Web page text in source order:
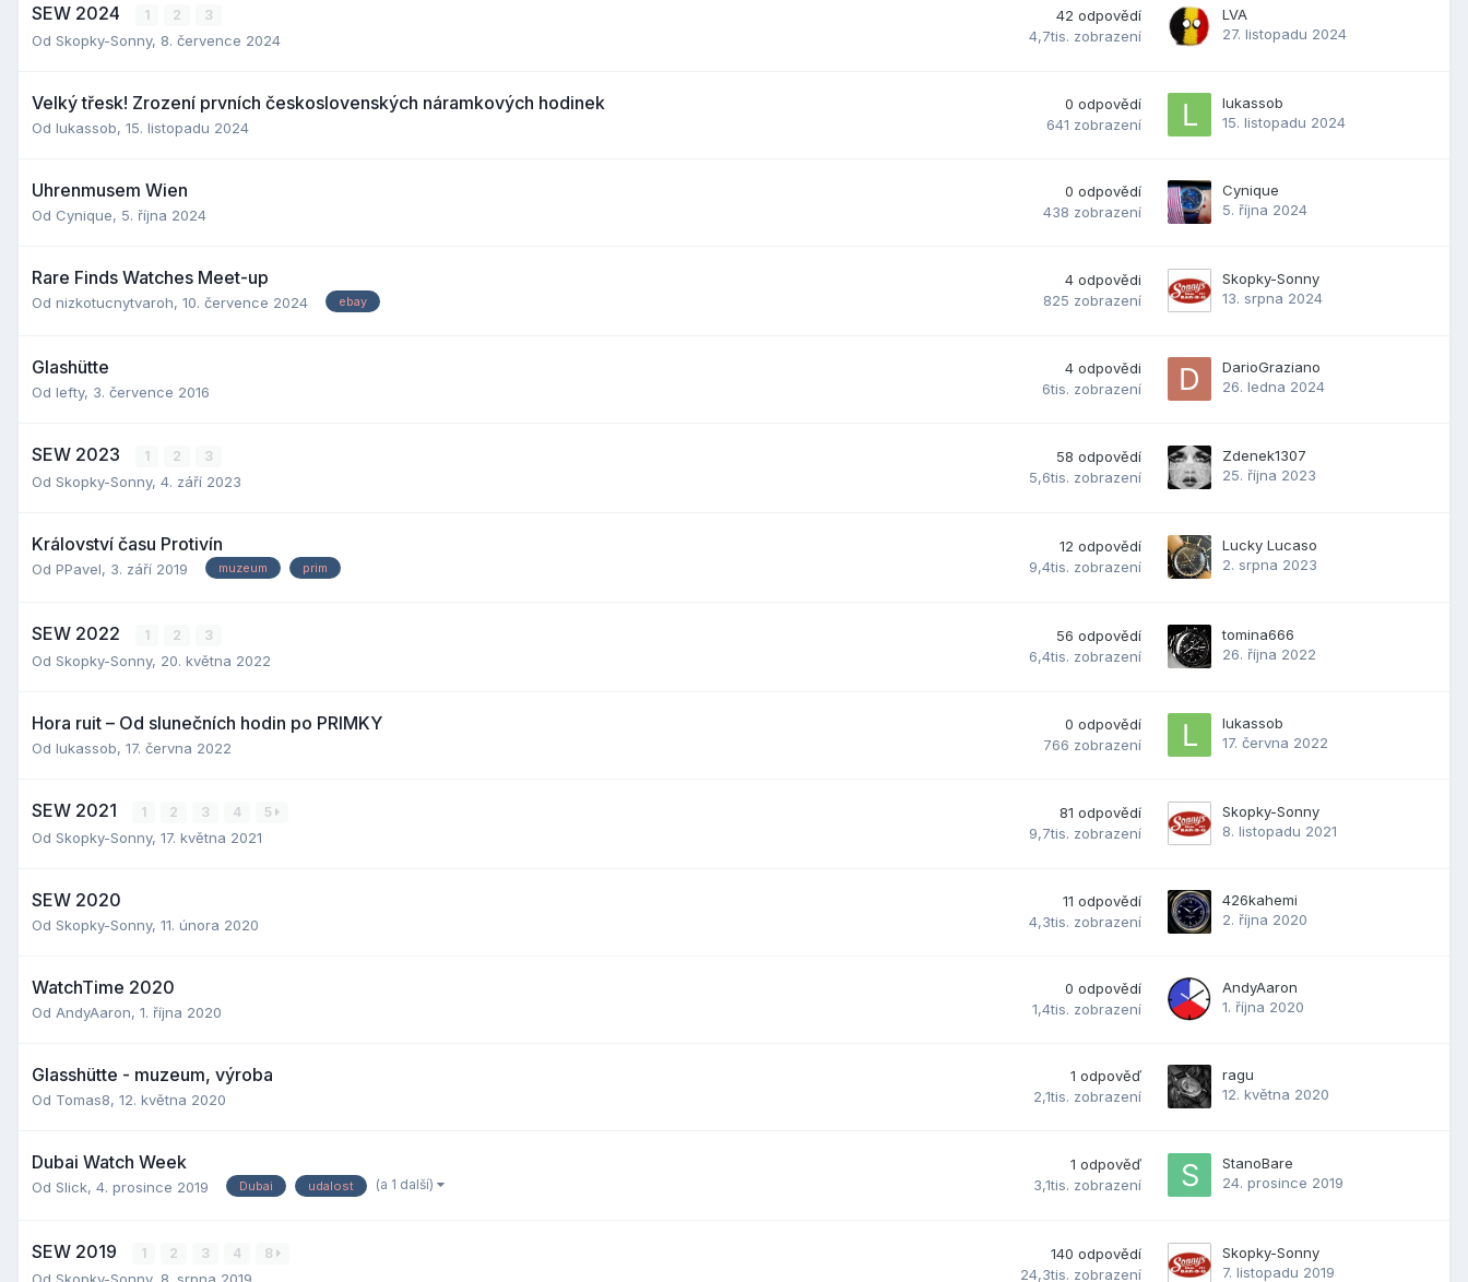
SEW 2024 1 2 3
Od Skopky-Sonny, 8. července 2024
42 odpovědí
4,7tis. zobrazení
LVA
27. listopadu 2024
Velký třesk! Zrození prvních československých náramkových hodinek
Od lukassob, 15. listopadu 2024
0 odpovědí
641 zobrazení
lukassob
15. listopadu 2024
Uhrenmusem Wien
Od Cynique, 5. října 2024
0 odpovědí
438 zobrazení
Cynique
5. října 2024
Rare Finds Watches Meet-up
Od nizkotucnytvaroh, 10. července 2024 ebay
4 odpovědi
825 zobrazení
Skopky-Sonny
13. srpna 2024
Glashütte
Od lefty, 3. července 2016
4 odpovědi
6tis. zobrazení
DarioGraziano
26. ledna 2024
SEW 2023 1 2 3
Od Skopky-Sonny, 4. září 2023
58 odpovědí
5,6tis. zobrazení
Zdenek1307
25. října 2023
Království času Protivín
Od PPavel, 3. září 2019 muzeum prim
12 odpovědí
9,4tis. zobrazení
Lucky Lucaso
2. srpna 2023
SEW 2022 1 2 3
Od Skopky-Sonny, 20. května 2022
56 odpovědí
6,4tis. zobrazení
tomina666
26. října 2022
Hora ruit – Od slunečních hodin po PRIMKY
Od lukassob, 17. června 2022
0 odpovědí
766 zobrazení
lukassob
17. června 2022
SEW 2021 1 2 3 4 5
Od Skopky-Sonny, 17. května 2021
81 odpovědí
9,7tis. zobrazení
Skopky-Sonny
8. listopadu 2021
SEW 2020
Od Skopky-Sonny, 11. února 2020
11 odpovědí
4,3tis. zobrazení
426kahemi
2. října 2020
WatchTime 2020
Od AndyAaron, 1. října 2020
0 odpovědí
1,4tis. zobrazení
AndyAaron
1. října 2020
Glasshütte - muzeum, výroba
Od Tomas8, 12. května 2020
1 odpověď
2,1tis. zobrazení
ragu
12. května 2020
Dubai Watch Week
Od Slick, 4. prosince 2019 Dubai udalost (a 1 další)
1 odpověď
3,1tis. zobrazení
StanoBare
24. prosince 2019
SEW 2019 1 2 3 4 8
Od Skopky-Sonny, 8. srpna 2019
140 odpovědí
24,3tis. zobrazení
Skopky-Sonny
7. listopadu 2019